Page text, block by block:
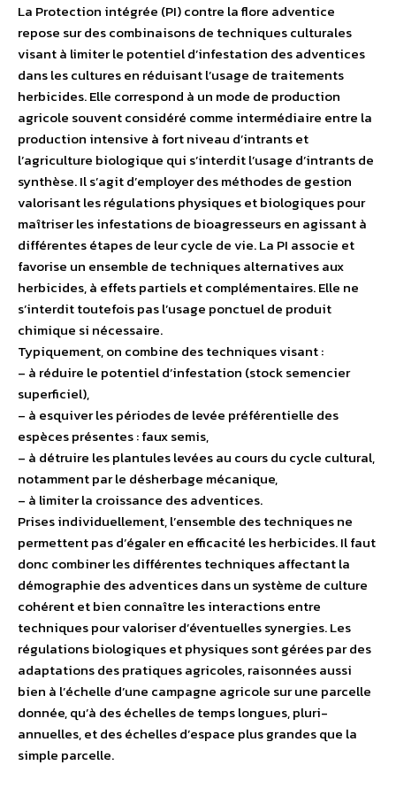
La Protection intégrée (PI) contre la flore adventice
repose sur des combinaisons de techniques culturales
visant à limiter le potentiel d’infestation des adventices
dans les cultures en réduisant l’usage de traitements
herbicides. Elle correspond à un mode de production
agricole souvent considéré comme intermédiaire entre la
production intensive à fort niveau d’intrants et
l’agriculture biologique qui s’interdit l’usage d’intrants de
synthèse. Il s’agit d’employer des méthodes de gestion
valorisant les régulations physiques et biologiques pour
maîtriser les infestations de bioagresseurs en agissant à
différentes étapes de leur cycle de vie. La PI associe et
favorise un ensemble de techniques alternatives aux
herbicides, à effets partiels et complémentaires. Elle ne
s’interdit toutefois pas l’usage ponctuel de produit
chimique si nécessaire.
Typiquement, on combine des techniques visant :
– à réduire le potentiel d’infestation (stock semencier
superficiel),
– à esquiver les périodes de levée préférentielle des
espèces présentes : faux semis,
– à détruire les plantules levées au cours du cycle cultural,
notamment par le désherbage mécanique,
– à limiter la croissance des adventices.
Prises individuellement, l’ensemble des techniques ne
permettent pas d’égaler en efficacité les herbicides. Il faut
donc combiner les différentes techniques affectant la
démographie des adventices dans un système de culture
cohérent et bien connaître les interactions entre
techniques pour valoriser d’éventuelles synergies. Les
régulations biologiques et physiques sont gérées par des
adaptations des pratiques agricoles, raisonnées aussi
bien à l’échelle d’une campagne agricole sur une parcelle
donnée, qu’à des échelles de temps longues, pluri-
annuelles, et des échelles d’espace plus grandes que la
simple parcelle.